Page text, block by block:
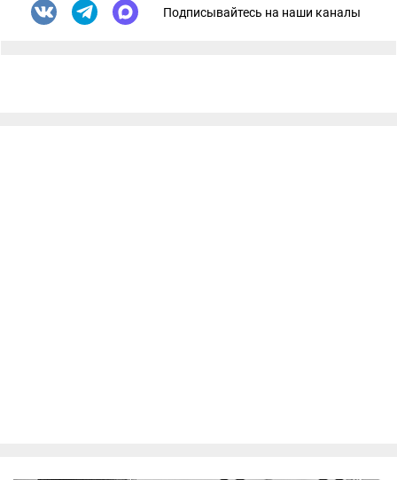
Подписывайтесь на наши каналы